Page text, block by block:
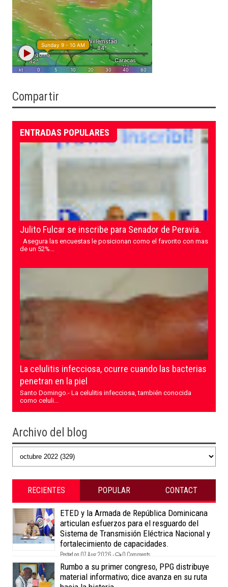
Compartir
ENTRADAS POPULARES
Julito Fulcar se inscribe para Senador de Peravia.
Asegura las encuestas le posicionan como el favorito con mas
de un 52%...
La celulitis infecciosa, ocurre cuando las bacterias
penetran en la piel
Santo Domingo.- La celulitis infecciosa, también conocida
como celuli...
Archivo del blog
RECIENTES POPULAR CONTACT
ETED y la Armada de República Dominicana
articulan esfuerzos para el resguardo del
Sistema de Transmisión Eléctrica Nacional y
fortalecimiento de capacidades.
Posted on 07 Aug 2026 - 0 Comments
Rumbo a su primer congreso, PPG distribuye
material informativo; dice avanza en su ruta